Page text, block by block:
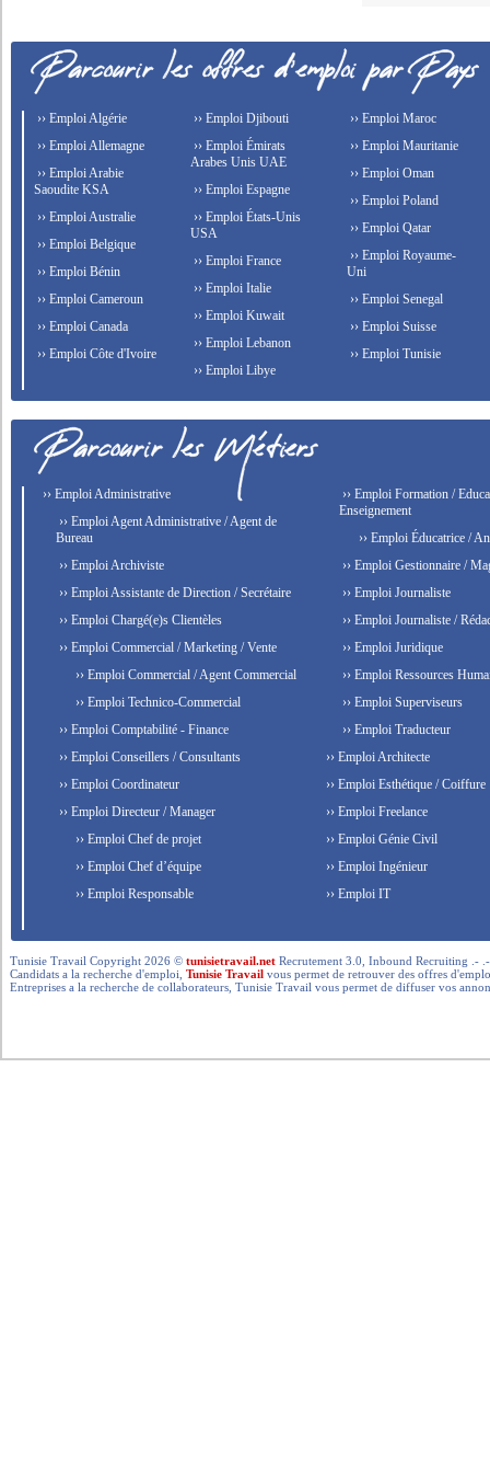
›› Emploi Algérie
›› Emploi Allemagne
›› Emploi Arabie
Saoudite KSA
›› Emploi Australie
›› Emploi Belgique
›› Emploi Bénin
›› Emploi Cameroun
›› Emploi Canada
›› Emploi Côte d'Ivoire
›› Emploi Djibouti
›› Emploi Émirats
Arabes Unis UAE
›› Emploi Espagne
›› Emploi États-Unis
USA
›› Emploi France
›› Emploi Italie
›› Emploi Kuwait
›› Emploi Lebanon
›› Emploi Libye
›› Emploi Maroc
›› Emploi Mauritanie
›› Emploi Oman
›› Emploi Poland
›› Emploi Qatar
›› Emploi Royaume-
Uni
›› Emploi Senegal
›› Emploi Suisse
›› Emploi Tunisie
›› Emploi Administrative
›› Emploi Agent Administrative / Agent de
Bureau
›› Emploi Archiviste
›› Emploi Assistante de Direction / Secrétaire
›› Emploi Chargé(e)s Clientèles
›› Emploi Commercial / Marketing / Vente
›› Emploi Commercial / Agent Commercial
›› Emploi Technico-Commercial
›› Emploi Comptabilité - Finance
›› Emploi Conseillers / Consultants
›› Emploi Coordinateur
›› Emploi Directeur / Manager
›› Emploi Chef de projet
›› Emploi Chef d’équipe
›› Emploi Responsable
›› Emploi Formation /
Enseignement
›› Emploi Éducatrice /
›› Emploi Gestionnaire /
›› Emploi Journaliste
›› Emploi Journaliste /
›› Emploi Juridique
›› Emploi Ressources
›› Emploi Superviseurs
›› Emploi Traducteur
›› Emploi Architecte
›› Emploi Esthétique / Coiffure
›› Emploi Freelance
›› Emploi Génie Civil
›› Emploi Ingénieur
›› Emploi IT
Tunisie Travail Copyright 2026 ©tunisietravail.net Recrutement 3.0, Inbound Recruiting .-
Candidats a la recherche d'emploi,Tunisie Travail vous permet de retrouver des offres
Entreprises a la recherche de collaborateurs, Tunisie Travail vous permet de diffuser vos